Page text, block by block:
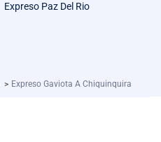
Expreso Paz Del Rio
> Expreso Gaviota A Chiquinquira